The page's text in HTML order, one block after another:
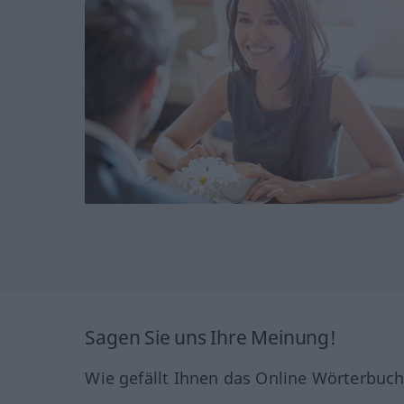
Sagen Sie uns Ihre Meinung!
Wie gefällt Ihnen das Online